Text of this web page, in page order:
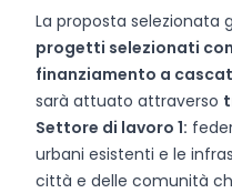
La proposta selezionata
progetti selezionati
finanziamento a
sarà attuato attraverso
Settore di lavoro 1:
urbani esistenti e le
città e delle comunità